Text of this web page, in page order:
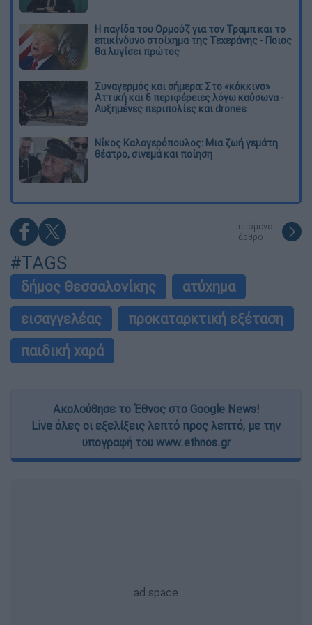
Η παγίδα του Ορμούζ για τον Τραμπ και το
επικίνδυνο στοίχημα της Τεχεράνης - Ποιος
θα λυγίσει πρώτος
Συναγερμός και σήμερα: Στο «κόκκινο»
Αττική και 6 περιφέρειες λόγω καύσωνα -
Αυξημένες περιπολίες και drones
Νίκος Καλογερόπουλος: Μια ζωή γεμάτη
θέατρο, σινεμά και ποίηση
επόμενο
άρθρο
#TAGS
δήμος Θεσσαλονίκης
ατύχημα
εισαγγελέας
προκαταρκτική εξέταση
παιδική χαρά
Ακολούθησε το Έθνος στο Google News!
Live όλες οι εξελίξεις λεπτό προς λεπτό, με την
υπογραφή του www.ethnos.gr